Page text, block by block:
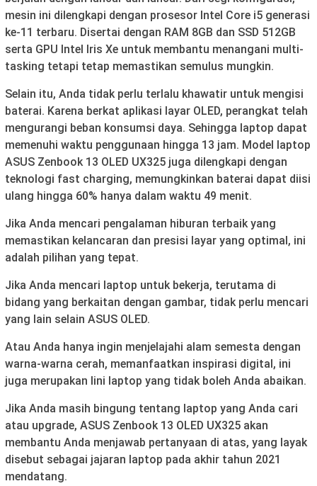
mesin ini dilengkapi dengan prosesor Intel Core i5 generasi
ke-11 terbaru. Disertai dengan RAM 8GB dan SSD 512GB
serta GPU Intel Iris Xe untuk membantu menangani multi-
tasking tetapi tetap memastikan semulus mungkin.
Selain itu, Anda tidak perlu terlalu khawatir untuk mengisi
baterai. Karena berkat aplikasi layar OLED, perangkat telah
mengurangi beban konsumsi daya. Sehingga laptop dapat
memenuhi waktu penggunaan hingga 13 jam. Model laptop
ASUS Zenbook 13 OLED UX325 juga dilengkapi dengan
teknologi fast charging, memungkinkan baterai dapat diisi
ulang hingga 60% hanya dalam waktu 49 menit.
Jika Anda mencari pengalaman hiburan terbaik yang
memastikan kelancaran dan presisi layar yang optimal, ini
adalah pilihan yang tepat.
Jika Anda mencari laptop untuk bekerja, terutama di
bidang yang berkaitan dengan gambar, tidak perlu mencari
yang lain selain ASUS OLED.
Atau Anda hanya ingin menjelajahi alam semesta dengan
warna-warna cerah, memanfaatkan inspirasi digital, ini
juga merupakan lini laptop yang tidak boleh Anda abaikan.
Jika Anda masih bingung tentang laptop yang Anda cari
atau upgrade, ASUS Zenbook 13 OLED UX325 akan
membantu Anda menjawab pertanyaan di atas, yang layak
disebut sebagai jajaran laptop pada akhir tahun 2021
mendatang.